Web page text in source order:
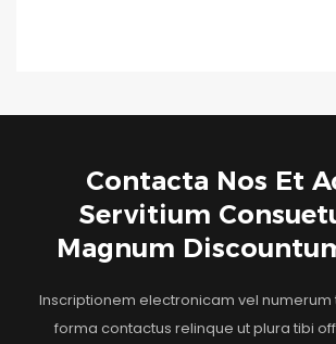
Contacta Nos Et
Servitium
Magnum
Inscriptionem electronicam vel
forma contactus relinque ut plura tibi